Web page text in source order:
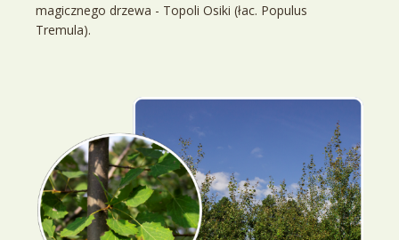
magicznego drzewa - Topoli Osiki (łac. Populus
Tremula).